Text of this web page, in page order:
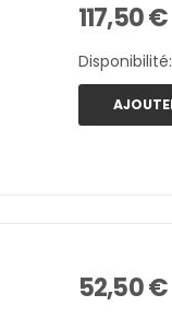
117,50 €
Disponibilité:
52,50 €